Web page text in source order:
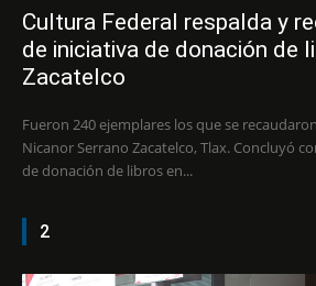
Cultura Federal respalda y
de iniciativa de donación de
Zacatelco
Fueron 240 ejemplares los que se
Nicanor Serrano Zacatelco, Tlax. Concluyó con gran éxito la campaña
de donación de libros en...
2